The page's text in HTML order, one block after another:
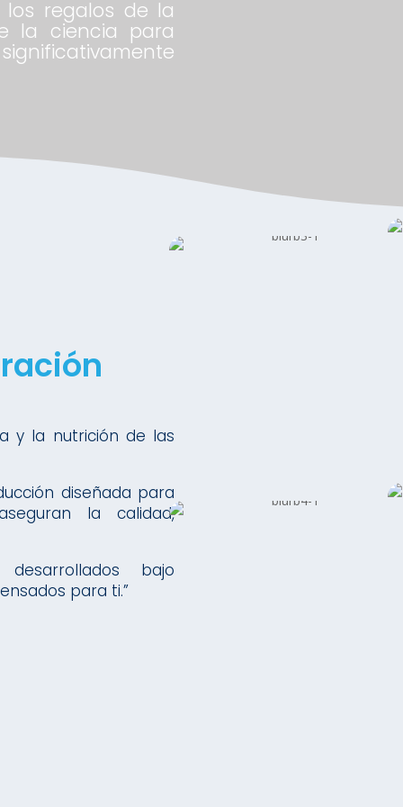
los regalos de la
la ciencia para
y la nutrición de las
diseñada para
la calidad,
bajo
para ti.”